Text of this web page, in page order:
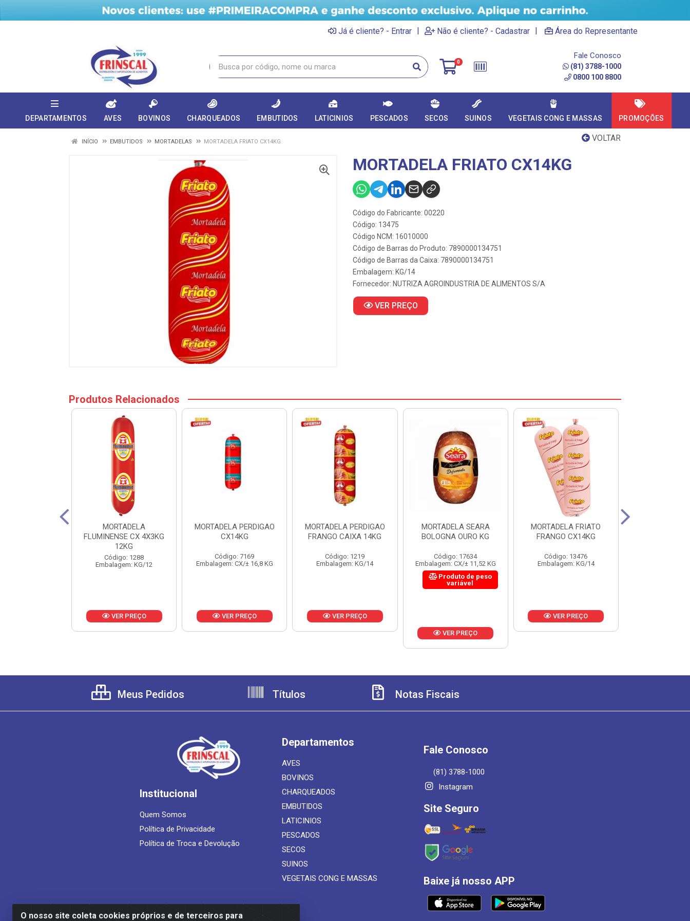
Já é cliente? - Entrar | Não é cliente? - Cadastrar | Área do Representante
0
Fale Conosco
(81) 3788-1000
0800 100 8800
DEPARTAMENTOS AVES BOVINOS CHARQUEADOS EMBUTIDOS LATICINIOS PESCADOS SECOS SUINOS VEGETAIS CONG E MASSAS PROMOÇÕES
VOLTAR
INÍCIO EMBUTIDOS MORTADELAS MORTADELA FRIATO CX14KG
MORTADELA FRIATO CX14KG
Código do Fabricante: 00220
Código: 13475
Código NCM: 16010000
Código de Barras do Produto: 7890000134751
Código de Barras da Caixa: 7890000134751
Embalagem: KG/14
Fornecedor: NUTRIZA AGROINDUSTRIA DE ALIMENTOS S/A
VER PREÇO
Produtos Relacionados
MORTADELA
FLUMINENSE CX 4X3KG
12KG
Código: 1288
Embalagem: KG/12
VER PREÇO
MORTADELA PERDIGAO
CX14KG
Código: 7169
Embalagem: CX/± 16,8 KG
VER PREÇO
MORTADELA PERDIGAO
FRANGO CAIXA 14KG
Código: 1219
Embalagem: KG/14
VER PREÇO
MORTADELA SEARA
BOLOGNA OURO KG
Código: 17634
Embalagem: CX/± 11,52 KG
Produto de peso
variável
VER PREÇO
MORTADELA FRIATO
FRANGO CX14KG
Código: 13476
Embalagem: KG/14
VER PREÇO
O nosso site coleta cookies próprios e de terceiros para
Meus Pedidos Títulos Notas Fiscais
Institucional
Quem Somos
Política de Privacidade
Política de Troca e Devolução
Departamentos
AVES
BOVINOS
CHARQUEADOS
EMBUTIDOS
LATICINIOS
PESCADOS
SECOS
SUINOS
VEGETAIS CONG E MASSAS
Fale Conosco
(81) 3788-1000
Instagram
Site Seguro
Baixe já nosso APP